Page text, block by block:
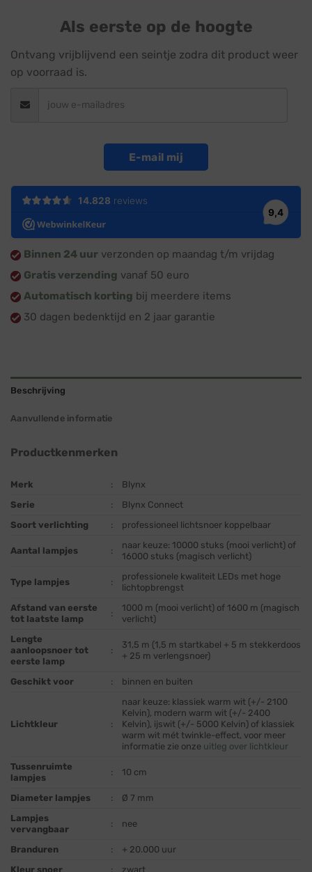
Als eerste op de hoogte
Ontvang vrijblijvend een seintje zodra dit product weer
op voorraad is.
E-mail mij
Binnen 24 uur verzonden op maandag t/m vrijdag
Gratis verzending vanaf 50 euro
Automatisch korting bij meerdere items
30 dagen bedenktijd en 2 jaar garantie
Beschrijving
Aanvullende informatie
Productkenmerken
Merk :
Blynx
Serie
:
Blynx Connect
Soort verlichting
: professioneel lichtsnoer koppelbaar
Aantal lampjes :
naar keuze: 10000 stuks (mooi verlicht) of
16000 stuks (magisch verlicht)
Type lampjes :
professionele kwaliteit LEDs met hoge
lichtopbrengst
Afstand van eerste
tot laatste lamp
:
1000 m (mooi verlicht) of 1600 m (magisch
verlicht)
Lengte
aanloopsnoer tot
eerste lamp
:
31,5 m (1,5 m startkabel + 5 m stekkerdoos
+ 25 m verlengsnoer)
Geschikt voor : binnen en buiten
Lichtkleur :
naar keuze: klassiek warm wit (+/- 2100
Kelvin), modern warm wit (+/- 2400
Kelvin), ijswit (+/- 5000 Kelvin) of klassiek
warm wit mét twinkle-effect, voor meer
informatie zie onze uitleg over lichtkleur
Tussenruimte
lampjes
: 10 cm
Diameter lampjes :
Ø 7 mm
Lampjes
vervangbaar
: nee
Branduren :
+ 20.000 uur
Kleur snoer
: zwart